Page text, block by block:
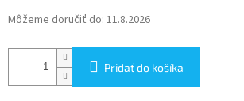
Môžeme doručiť do: 11.8.2026
Pridať do košíka